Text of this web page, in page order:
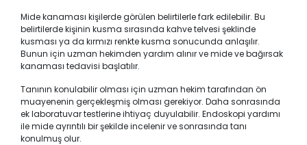
Mide kanaması kişilerde görülen belirtilerle fark edilebilir. Bu
belirtilerde kişinin kusma sırasında kahve telvesi şeklinde
kusması ya da kırmızı renkte kusma sonucunda anlaşılır.
Bunun için uzman hekimden yardım alınır ve mide ve bağırsak
kanaması tedavisi başlatılır.
Tanının konulabilir olması için uzman hekim tarafından ön
muayenenin gerçekleşmiş olması gerekiyor. Daha sonrasında
ek laboratuvar testlerine ihtiyaç duyulabilir. Endoskopi yardımı
ile mide ayrıntılı bir şekilde incelenir ve sonrasında tanı
konulmuş olur.